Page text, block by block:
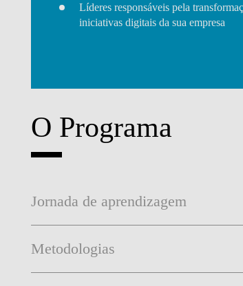
Líderes responsáveis pela
iniciativas digitais da sua empresa
O Programa
Jornada de aprendizagem
Metodologias